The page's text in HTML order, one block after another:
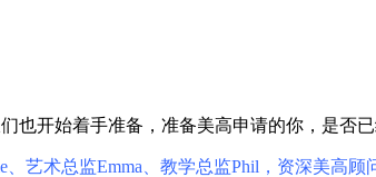
也开始着手准备，准备美高申请的你，是否
、艺术总监Emma、教学总监Phil，资深美高顾